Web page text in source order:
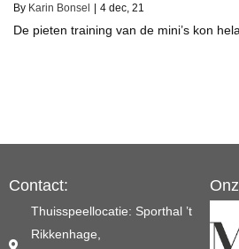
By Karin Bonsel | 4 dec, 21
De pieten training van de mini’s kon
Contact:
Thuisspeellocatie: Sporthal ’t
Rikkenhage,